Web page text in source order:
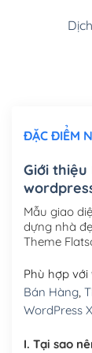
Cài
Mua thêm
Tên
Tên
ĐẶC ĐIỂM
Giới
Mẫu giao
dựng nhà
Theme
Phù hợp với
Bán Hàng,
WordPress
I. Tại sao